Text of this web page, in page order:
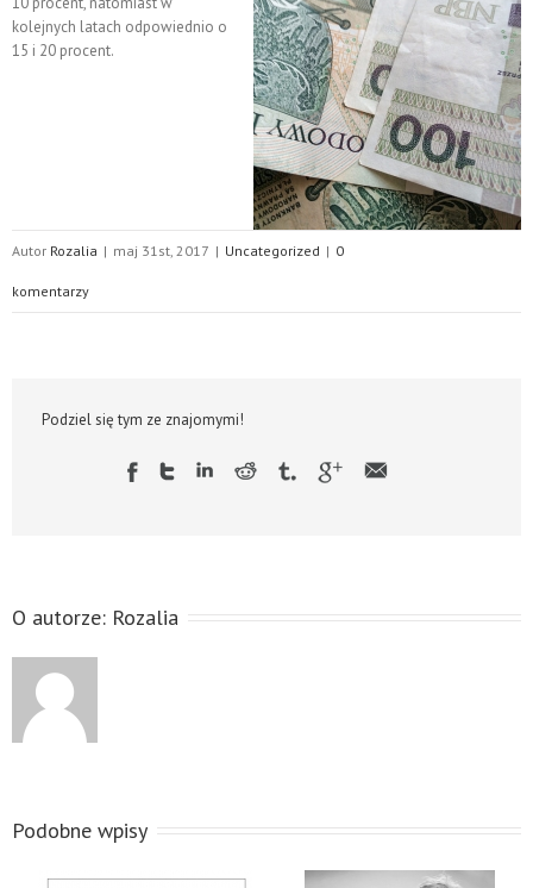
kolejnych latach odpowiednio o
15 i 20 procent.
Autor Rozalia | maj 31st, 2017 | Uncategorized | 0
komentarzy
Podziel się tym ze znajomymi!
O autorze: Rozalia
Podobne wpisy